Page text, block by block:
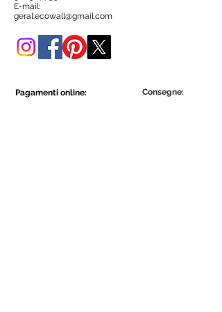
negozio online.
E-mail:
geral.ecowall@gmail.com
Pagamenti online: Consegne: